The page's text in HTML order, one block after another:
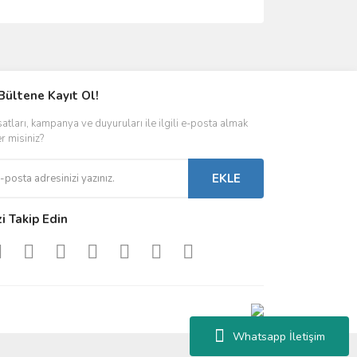
Whatsapp İletişim
Kayıt Ol!
kampanya ve duyuruları ile ilgili e-posta almak
misiniz?
EKLE
Takip Edin